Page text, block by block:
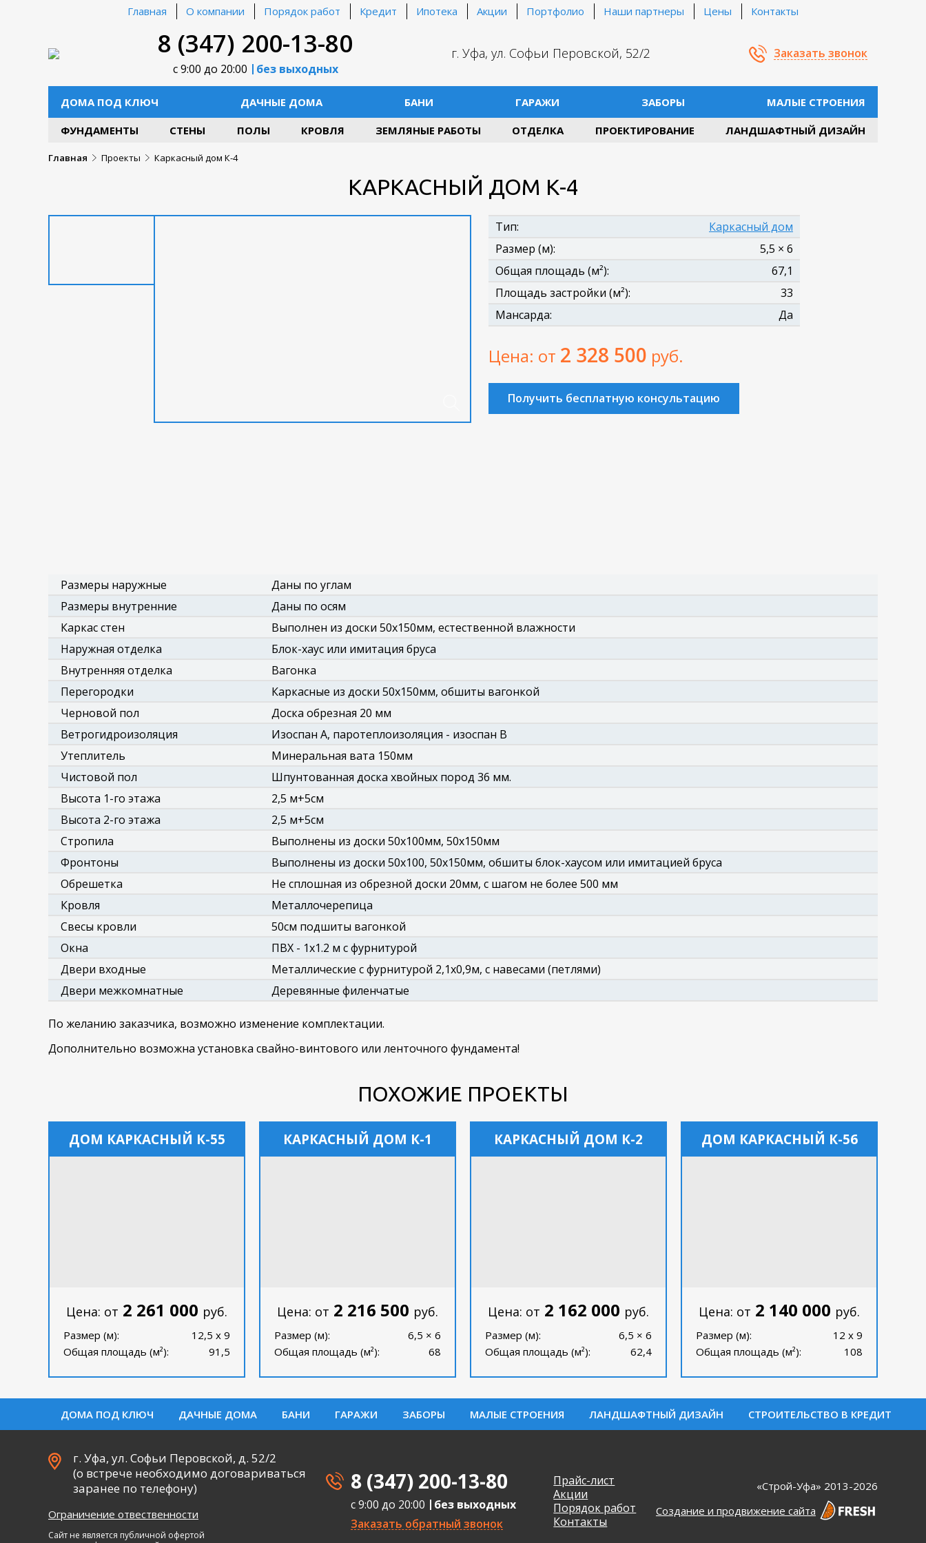
Главная О компании Порядок работ Кредит Ипотека Акции Портфолио Наши партнеры Цены Контакты
8 (347) 200-13-80
с 9:00 до 20:00 без выходных
г. Уфа, ул. Софьи Перовской, 52/2 Заказать звонок
ДОМА ПОД КЛЮЧ ДАЧНЫЕ ДОМА БАНИ ГАРАЖИ ЗАБОРЫ МАЛЫЕ СТРОЕНИЯ
ФУНДАМЕНТЫ СТЕНЫ ПОЛЫ КРОВЛЯ ЗЕМЛЯНЫЕ РАБОТЫ ОТДЕЛКА ПРОЕКТИРОВАНИЕ ЛАНДШАФТНЫЙ ДИЗАЙН
Главная Проекты Каркасный дом К-4
КАРКАСНЫЙ ДОМ К-4
Тип:
Каркасный дом
Размер (м):
5,5 × 6
Общая площадь (м²):
67,1
Площадь застройки (м²):
33
Мансарда:
Да
Цена: от 2 328 500 руб.
Получить бесплатную консультацию
Размеры наружные
Даны по углам
Размеры внутренние
Даны по осям
Каркас стен
Выполнен из доски 50х150мм, естественной влажности
Наружная отделка
Блок-хаус или имитация бруса
Внутренняя отделка
Вагонка
Перегородки
Каркасные из доски 50х150мм, обшиты вагонкой
Черновой пол
Доска обрезная 20 мм
Ветрогидроизоляция
Изоспан А, паротеплоизоляция - изоспан В
Утеплитель
Минеральная вата 150мм
Чистовой пол
Шпунтованная доска хвойных пород 36 мм.
Высота 1-го этажа
2,5 м+5см
Высота 2-го этажа
2,5 м+5см
Стропила
Выполнены из доски 50х100мм, 50х150мм
Фронтоны
Выполнены из доски 50х100, 50х150мм, обшиты блок-хаусом или имитацией бруса
Обрешетка
Не сплошная из обрезной доски 20мм, с шагом не более 500 мм
Кровля
Металлочерепица
Свесы кровли
50см подшиты вагонкой
Окна
ПВХ - 1х1.2 м с фурнитурой
Двери входные
Металлические с фурнитурой 2,1x0,9м, с навесами (петлями)
Двери межкомнатные
Деревянные филенчатые
По желанию заказчика, возможно изменение комплектации.
Дополнительно возможна установка свайно-винтового или ленточного фундамента!
ПОХОЖИЕ ПРОЕКТЫ
ДОМ КАРКАСНЫЙ К-55
Цена: от 2 261 000 руб.
Размер (м):
12,5 х 9
Общая площадь (м²):
91,5
КАРКАСНЫЙ ДОМ К-1
Цена: от 2 216 500 руб.
Размер (м):
6,5 × 6
Общая площадь (м²):
68
КАРКАСНЫЙ ДОМ К-2
Цена: от 2 162 000 руб.
Размер (м):
6,5 × 6
Общая площадь (м²):
62,4
ДОМ КАРКАСНЫЙ К-56
Цена: от 2 140 000 руб.
Размер (м):
12 х 9
Общая площадь (м²):
108
ДОМА ПОД КЛЮЧ ДАЧНЫЕ ДОМА БАНИ ГАРАЖИ ЗАБОРЫ МАЛЫЕ СТРОЕНИЯ ЛАНДШАФТНЫЙ ДИЗАЙН СТРОИТЕЛЬСТВО В КРЕДИТ
г. Уфа, ул. Софьи Перовской, д. 52/2
(о встрече необходимо договариваться
заранее по телефону)
Ограничение отвественности
Сайт не является публичной офертой
8 (347) 200-13-80
с 9:00 до 20:00
без выходных
Заказать обратный звонок
Прайс-лист
Акции
Порядок работ
Контакты
«Строй-Уфа» 2013-2026
Создание и продвижение сайта